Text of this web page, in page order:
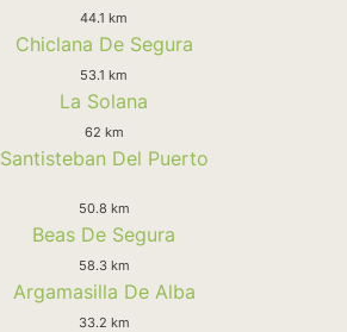
44.1 km
Chiclana De Segura
53.1 km
La Solana
62 km
Santisteban Del Puerto
50.8 km
Beas De Segura
58.3 km
Argamasilla De Alba
33.2 km